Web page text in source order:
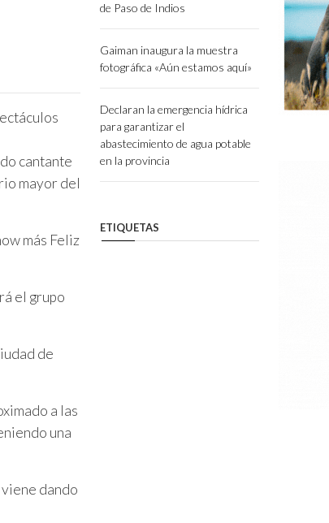
cantante
mayor del
más Feliz
el grupo
de
a las
una
dando
de Paso de Indios
Gaiman inaugura la muestra
fotográfica «Aún estamos aquí»
Declaran la emergencia hídrica
para garantizar el
abastecimiento de agua potable
en la provincia
ETIQUETAS